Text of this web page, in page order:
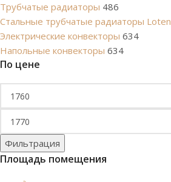
Трубчатые радиаторы 486
Cтальные трубчатые радиаторы Loten
Электрические конвекторы 634
Напольные конвекторы 634
По цене
Фильтрация
Площадь помещения